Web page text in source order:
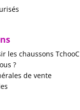
les chaussons TchooC
?
de vente